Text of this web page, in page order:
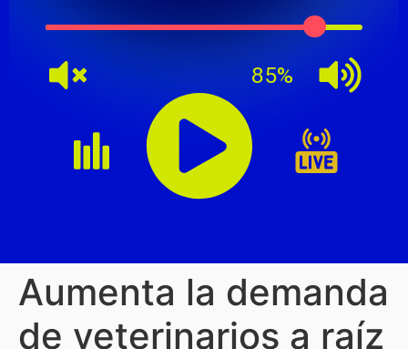
Aumenta la demanda
de veterinarios a raíz